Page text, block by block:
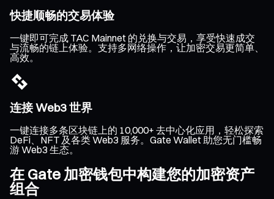
快捷顺畅的交易体验
一键即可完成 TAC Mainnet 的兑换与交易，享受快速成交
与流畅的链上体验。支持多网络操作，让加密交易更简单、
高效。
连接 Web3 世界
一键连接多条区块链上的 10,000+ 去中心化应用，轻松探索
DeFi、NFT 及各类 Web3 服务。Gate Wallet 助您无门槛畅
游 Web3 生态。
在 Gate 加密钱包中构建您的加密资产
组合